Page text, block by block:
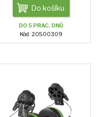
Do košíku
DO 5 PRAC. DNŮ
Kód: 20500309